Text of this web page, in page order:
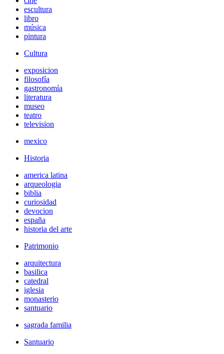
escultura
libro
música
pintura
Cultura
exposicion
filosofía
gastronomía
literatura
museo
teatro
television
mexico
Historia
america latina
arqueologia
biblia
curiosidad
devocion
españa
historia del arte
Patrimonio
arquitectura
basilica
catedral
iglesia
monasterio
santuario
sagrada familia
Santuario